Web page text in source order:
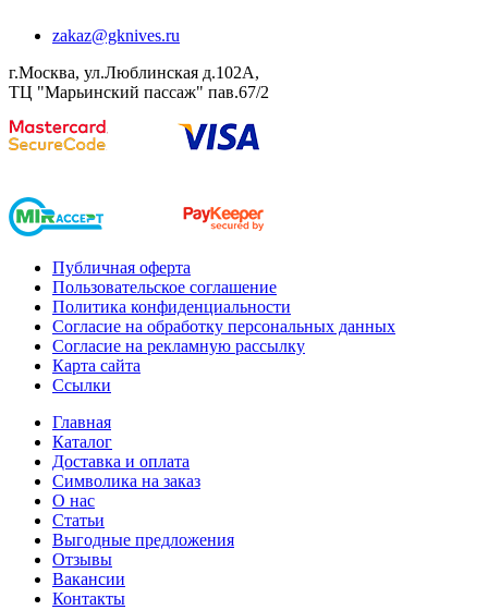
zakaz@gknives.ru
г.Москва, ул.Люблинская д.102А,
ТЦ "Марьинский пассаж" пав.67/2
Публичная оферта
Пользовательское соглашение
Политика конфиденциальности
Согласие на обработку персональных данных
Согласие на рекламную рассылку
Карта сайта
Ссылки
Главная
Каталог
Доставка и оплата
Символика на заказ
О нас
Статьи
Выгодные предложения
Отзывы
Вакансии
Контакты